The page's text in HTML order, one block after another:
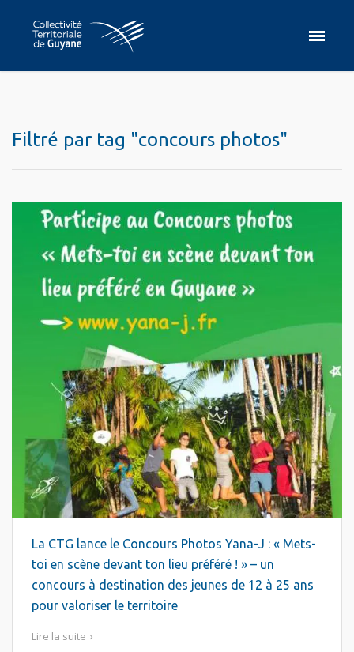
Filtré par tag "concours photos"
La CTG lance le Concours Photos Yana-J : « Mets-
toi en scène devant ton lieu préféré ! » – un
concours à destination des jeunes de 12 à 25 ans
pour valoriser le territoire
Lire la suite